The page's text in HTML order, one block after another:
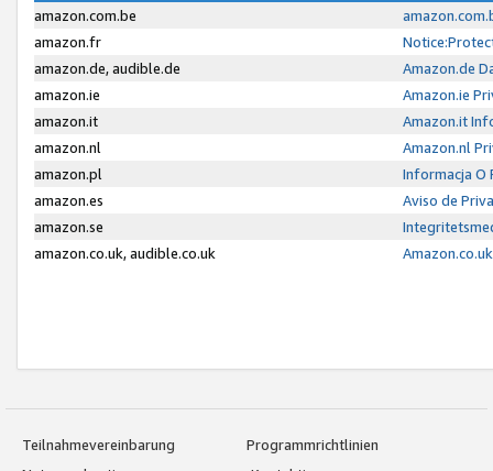
amazon.com.be
amazon.fr
amazon.de, audible.de
Amazon.de
amazon.ie
Amazon.ie
amazon.it
Amazon.it
amazon.nl
Amazon.nl
amazon.pl
Informacja O
amazon.es
Aviso de
amazon.se
amazon.co.uk, audible.co.uk
Teilnahmevereinbarung
Programmrichtlinien